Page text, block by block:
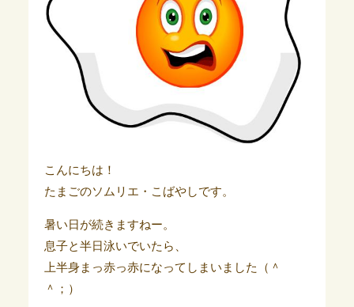
こんにちは！
たまごのソムリエ・こばやしです。
暑い日が続きますねー。
息子と半日泳いでいたら、
上半身まっ赤っ赤になってしまいました（＾
＾；）